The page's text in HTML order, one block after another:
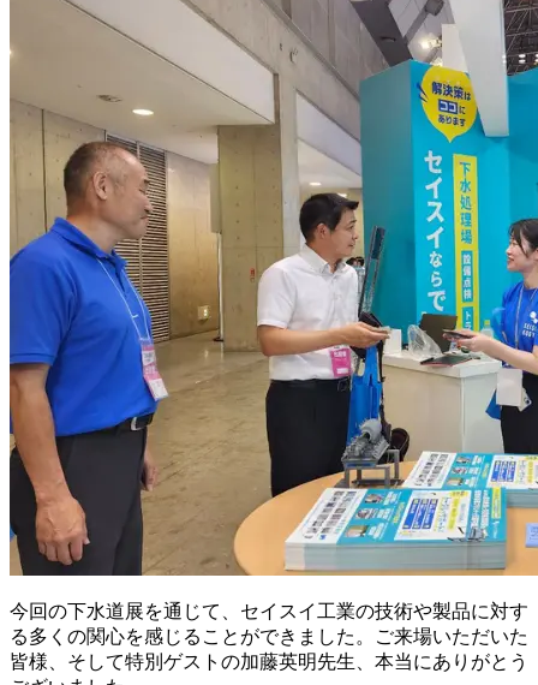
今回の下水道展を通じて、セイスイ工業の技術や製品に対す
る多くの関心を感じることができました。ご来場いただいた
皆様、そして特別ゲストの加藤英明先生、本当にありがとう